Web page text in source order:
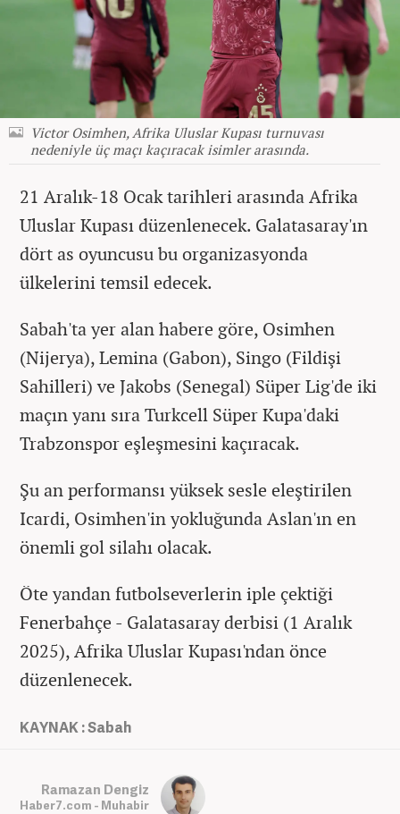
Victor Osimhen, Afrika Uluslar Kupası turnuvası
nedeniyle üç maçı kaçıracak isimler arasında.
21 Aralık-18 Ocak tarihleri arasında Afrika
Uluslar Kupası düzenlenecek. Galatasaray'ın
dört as oyuncusu bu organizasyonda
ülkelerini temsil edecek.
Sabah'ta yer alan habere göre, Osimhen
(Nijerya), Lemina (Gabon), Singo (Fildişi
Sahilleri) ve Jakobs (Senegal) Süper Lig'de iki
maçın yanı sıra Turkcell Süper Kupa'daki
Trabzonspor eşleşmesini kaçıracak.
Şu an performansı yüksek sesle eleştirilen
Icardi, Osimhen'in yokluğunda Aslan'ın en
önemli gol silahı olacak.
Öte yandan futbolseverlerin iple çektiği
Fenerbahçe - Galatasaray derbisi (1 Aralık
2025), Afrika Uluslar Kupası'ndan önce
düzenlenecek.
KAYNAK : Sabah
Ramazan Dengiz
Haber7.com - Muhabir